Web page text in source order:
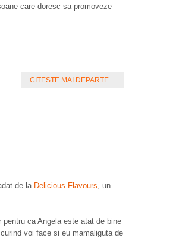
care doresc sa promoveze
CITESTE MAI DEPARTE ...
de la Delicious Flavours, un
ca Angela este atat de bine
voi face si eu mamaliguta de